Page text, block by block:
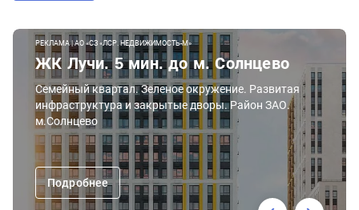
РЕКЛАМА | АО «СЗ «ЛСР. НЕДВИЖИМОСТЬ-М»
ЖК Лучи. 5 мин. до м. Солнцево
Семейный квартал. Зеленое окружение. Развитая
инфраструктура и закрытые дворы. Район ЗАО.
м.Солнцево
Подробнее